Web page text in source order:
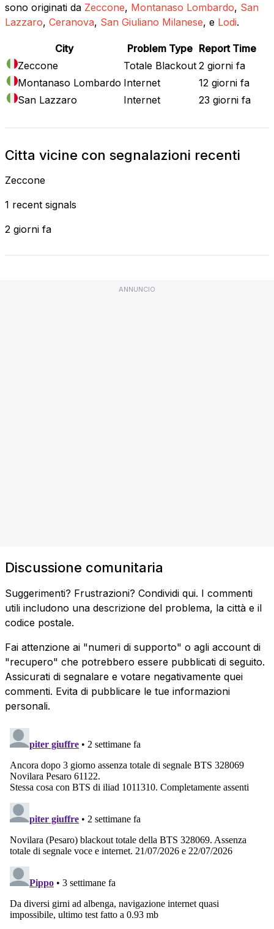
sono originati da Zeccone, Montanaso Lombardo, San
Lazzaro, Ceranova, San Giuliano Milanese, e Lodi.
City Problem Type Report Time
Zeccone
Totale Blackout 2 giorni fa
Montanaso Lombardo Internet
12 giorni fa
San Lazzaro
Internet 23 giorni fa
Citta vicine con segnalazioni recenti
Zeccone
1 recent signals
2 giorni fa
ANNUNCIO
Discussione comunitaria
Suggerimenti? Frustrazioni? Condividi qui. I commenti
utili includono una descrizione del problema, la città e il
codice postale.
Fai attenzione ai "numeri di supporto" o agli account di
"recupero" che potrebbero essere pubblicati di seguito.
Assicurati di segnalare e votare negativamente quei
commenti. Evita di pubblicare le tue informazioni
personali.